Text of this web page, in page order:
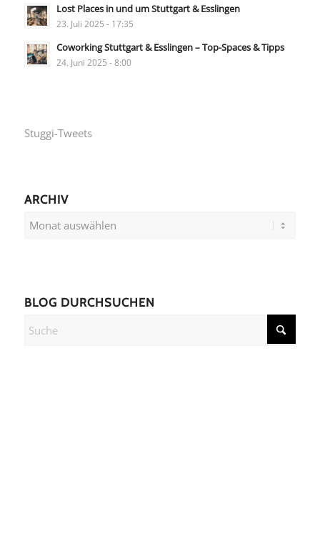
Lost Places in und um Stuttgart & Esslingen
23. Juli 2025 - 17:35
Coworking Stuttgart & Esslingen – Top-Spaces & Tipps
24. Juni 2025 - 8:00
Stuggi-Tweets
ARCHIV
BLOG DURCHSUCHEN